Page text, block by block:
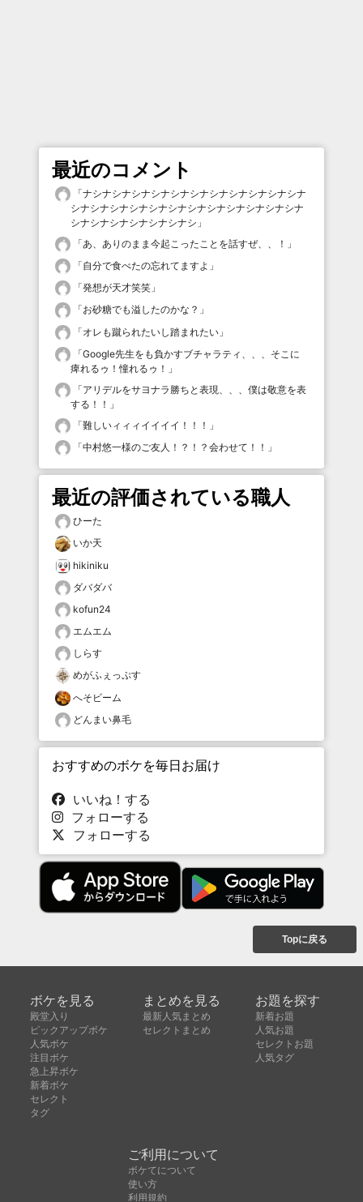
最近のコメント
「ナシナシナシナシナシナシナシナシナシナシナシナ
シナシナシナシナシナシナシナシナシナシナシナシナ
シナシナシナシナシナシナシ 」
「あ、ありのまま今起こったことを話すぜ、、！ 」
「自分で食べたの忘れてますよ 」
「発想が天才笑笑 」
「お砂糖でも溢したのかな？ 」
「オレも蹴られたいし踏まれたい 」
「Google先生をも負かすブチャラティ、、、そこに
痺れるゥ！憧れるゥ！ 」
「アリデルをサヨナラ勝ちと表現、、、僕は敬意を表
する！！ 」
「難しいィィィイイイイ！！！ 」
「中村悠一様のご友人！？！？会わせて！！ 」
最近の評価されている職人
ひーた
いか天
hikiniku
ダバダバ
kofun24
エムエム
しらす
めがふぇっぷす
へそビーム
どんまい鼻毛
おすすめのボケを毎日お届け
いいね！する
フォローする
フォローする
Topに戻る
ボケを見る
殿堂入り
ピックアップボケ
人気ボケ
注目ボケ
急上昇ボケ
新着ボケ
セレクト
タグ
まとめを見る
最新人気まとめ
セレクトまとめ
お題を探す
新着お題
人気お題
セレクトお題
人気タグ
ご利用について
ボケてについて
使い方
利用規約